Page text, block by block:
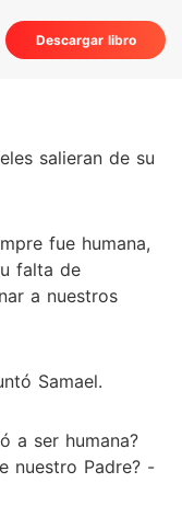
Descargar libro
salieran de su
fue humana,
falta de
a nuestros
Samael.
a ser humana?
nuestro Padre? -